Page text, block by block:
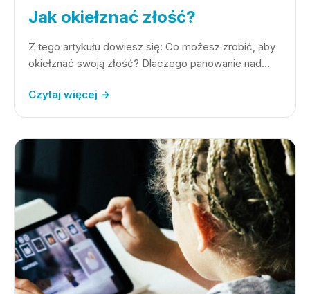
Jak okiełznać złość?
Z tego artykułu dowiesz się: Co możesz zrobić, aby
okiełznać swoją złość? Dlaczego panowanie nad…
Czytaj więcej →